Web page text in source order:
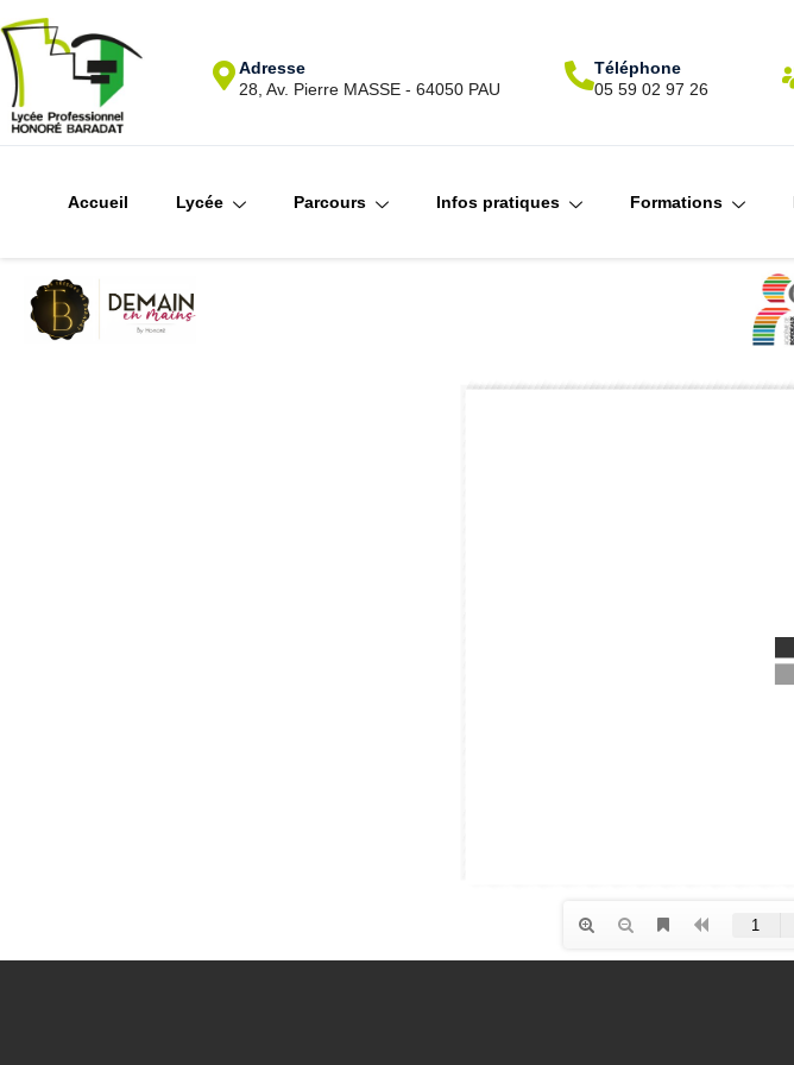
Adresse
28, Av. Pierre MASSE - 64050 PAU
Téléphone
05 59 02 97 26
Accueil Lycée Parcours Infos pratiques Formations